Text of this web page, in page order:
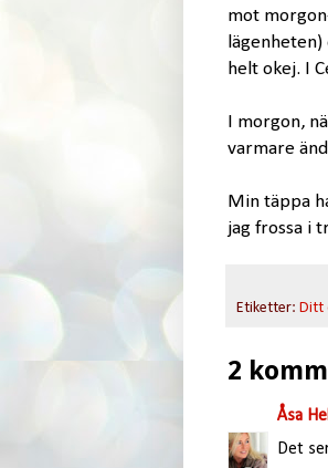
mot
helt okej. I
I morgon,
varmare
Min täppa
jag frossa i
Etiketter: Ditt
2
Åsa
Det